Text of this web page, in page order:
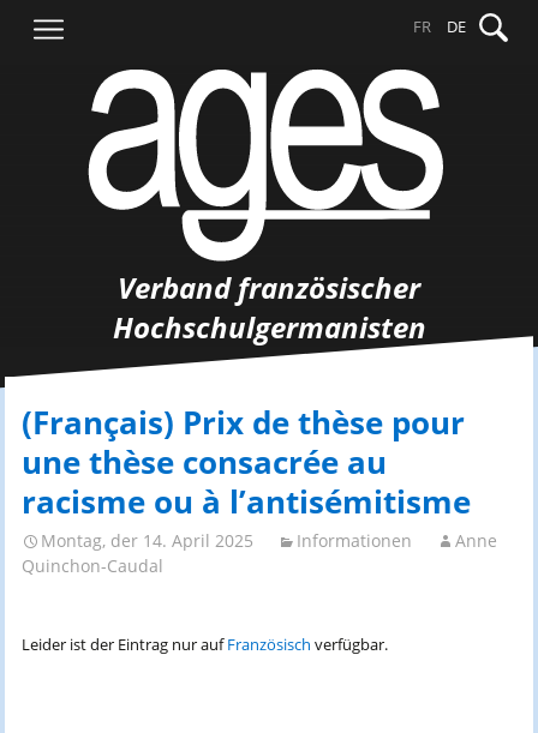
Inhalt
nach:
FR DE
Verband französischer
Hochschulgermanisten
(Français) Prix de thèse pour
une thèse consacrée au
racisme ou à l’antisémitisme
Montag, der 14. April 2025 Informationen
Anne
Quinchon-Caudal
Leider ist der Eintrag nur aufFranzösisch verfügbar.